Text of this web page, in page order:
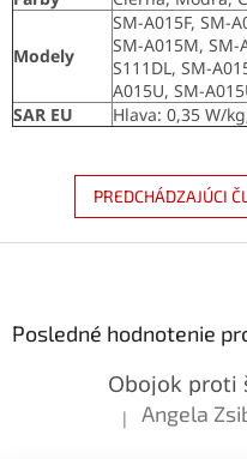
Modely
SM-A015F, SM-
SM-A015M, SM-
S111DL, SM-
A015U, SM-
SAR EU
Hlava: 0,35 W/
PREDCHÁDZAJÚCI
Posledné hodnotenie
Obojok proti
Hodnotenie
| Angela